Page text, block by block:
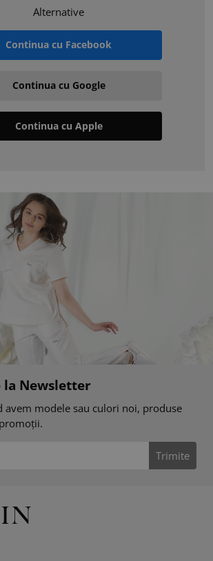
Alternative
Continua cu Facebook
Continua cu Google
Continua cu Apple
la Newsletter
avem modele sau culori noi, produse
Trimite